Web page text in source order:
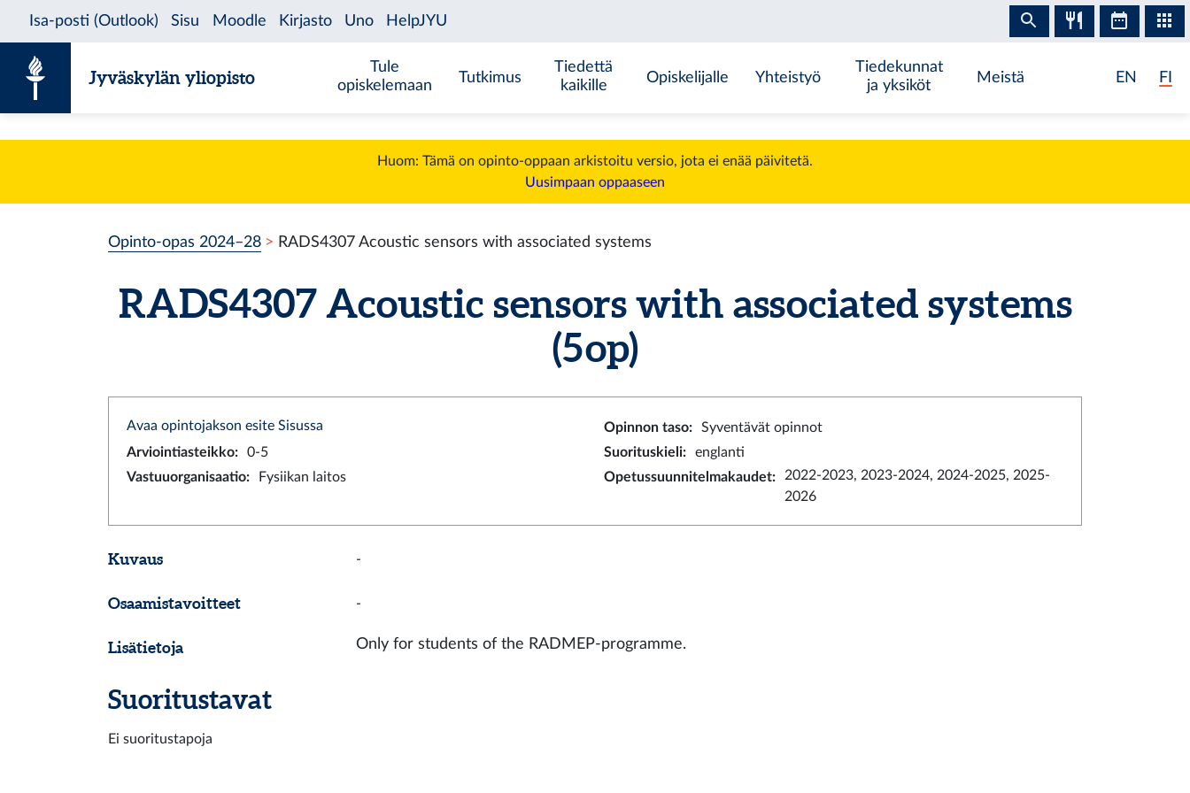
Jyväskylän yliopisto
Tule
opiskelemaan
Tutkimus
Tiedettä
kaikille
Opiskelijalle Yhteistyö
Tiedekunnat
ja yksiköt
Meistä EN FI
Huom: Tämä on opinto-oppaan arkistoitu versio, jota ei enää päivitetä.
Uusimpaan oppaaseen
Opinto-opas 2024–28 RADS4307 Acoustic sensors with associated systems
RADS4307 Acoustic sensors with associated systems
(5 op)
Avaa opintojakson esite Sisussa Opinnon taso:
Syventävät opinnot
Arviointiasteikko: 0-5 Suorituskieli:
englanti
Vastuuorganisaatio: Fysiikan laitos Opetussuunnitelmakaudet:
2022-2023, 2023-2024, 2024-2025, 2025-
2026
Kuvaus -
Osaamistavoitteet -
Lisätietoja Only for students of the RADMEP-programme.
Suoritustavat
Ei suoritustapoja